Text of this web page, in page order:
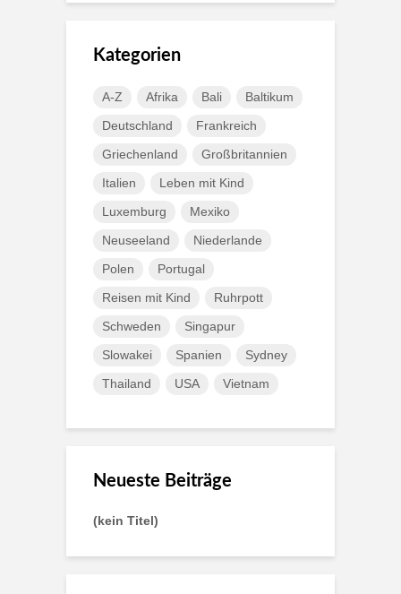
Kategorien
A-Z Afrika Bali
Baltikum
Deutschland
Frankreich
Griechenland
Großbritannien
Italien
Leben mit Kind
Luxemburg
Mexiko
Neuseeland
Niederlande
Polen
Portugal
Reisen mit Kind
Ruhrpott
Schweden
Singapur
Slowakei
Spanien
Sydney
Thailand
USA Vietnam
Neueste Beiträge
(kein Titel)